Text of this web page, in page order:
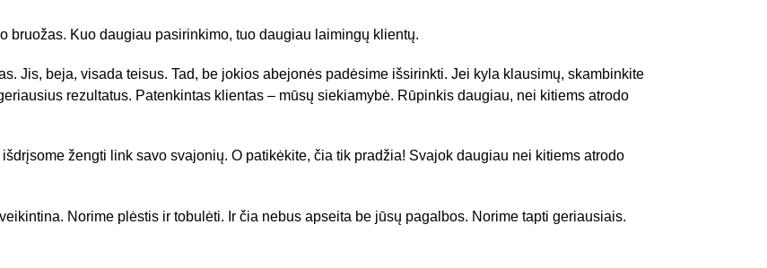
bruožas. Kuo daugiau pasirinkimo, tuo daugiau laimingų klientų.
Jis, beja, visada teisus. Tad, be jokios abejonės padėsime išsirinkti. Jei kyla klausimų, skambinkite
rezultatus. Patenkintas klientas – mūsų siekiamybė. Rūpinkis daugiau, nei kitiems atrodo
žengti link savo svajonių. O patikėkite, čia tik pradžia! Svajok daugiau nei kitiems atrodo
Norime plėstis ir tobulėti. Ir čia nebus apseita be jūsų pagalbos. Norime tapti geriausiais.